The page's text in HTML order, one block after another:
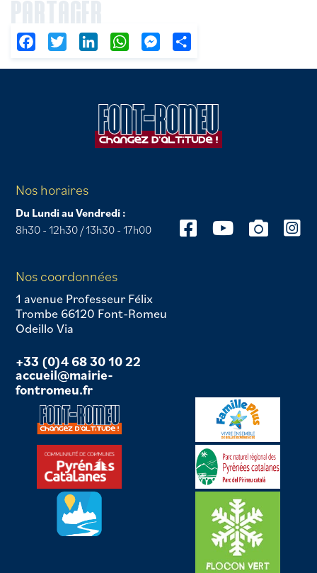
PARTAGER
FacebookTwitter LinkedIn WhatsAppMessenger
Nos horaires
Du Lundi au Vendredi :
8h30 - 12h30 / 13h30 - 17h00
Nos coordonnées
1 avenue Professeur Félix
Trombe 66120 Font-Romeu
Odeillo Via
+33 (0)4 68 30 10 22
accueil@mairie-
fontromeu.fr